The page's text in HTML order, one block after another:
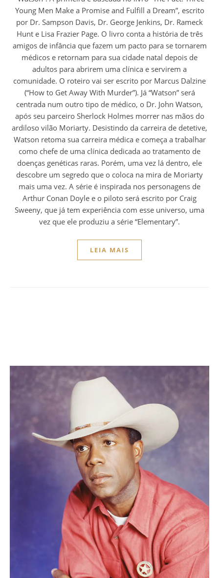
Young Men Make a Promise and Fulfill a Dream”, escrito
por Dr. Sampson Davis, Dr. George Jenkins, Dr. Rameck
Hunt e Lisa Frazier Page. O livro conta a história de três
amigos de infância que fazem um pacto para se tornarem
médicos e retornam para sua cidade natal depois de
adultos para abrirem uma clínica e servirem a
comunidade. O roteiro vai ser escrito por Marcus Dalzine
(“How to Get Away With Murder”). Já “Watson” será
centrada num outro tipo de médico, o Dr. John Watson,
após seu parceiro Sherlock Holmes morrer nas mãos do
ardiloso vilão Moriarty. Desistindo da carreira de detetive,
Watson retoma sua carreira médica e começa a trabalhar
como chefe de uma clínica dedicada ao tratamento de
doenças genéticas raras. Porém, uma vez lá dentro, ele
descobre um segredo que o coloca na mira de Moriarty
mais uma vez. A série é inspirada nos personagens de
Arthur Conan Doyle e o piloto será escrito por Craig
Sweeny, que já tem experiência com esse universo, uma
vez que ele produziu a série “Elementary”.
LEIA MAIS